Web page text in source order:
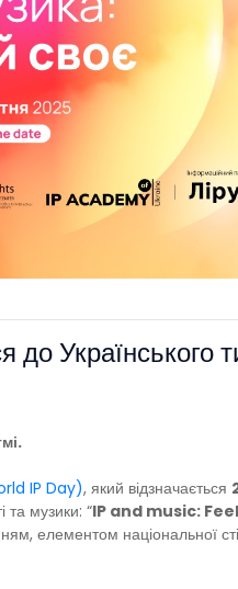
Українського
IP Day), який відзначається
та музики: “IP and music:
елементом національної